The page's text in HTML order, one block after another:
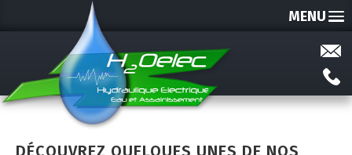
MENU
DÉCOUVREZ QUELQUES UNES DE NOS